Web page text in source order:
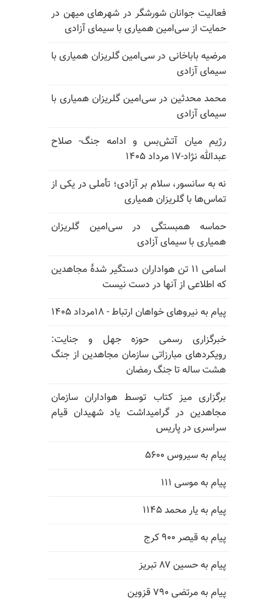
فعالیت جوانان شورشگر در شهرهای میهن در
حمایت از سی‌امین همیاری با سیمای آزادی
مرضیه باباخانی در سی‌امین گلریزان همیاری با
سیمای آزادی
محمد محدثین در سی‌امین گلریزان همیاری با
سیمای آزادی
رژیم میان آتش‌بس و ادامه جنگ- صلاح
عبدالله نژاد-۱۷ مرداد ۱۴۰۵
نه به سانسور، سلام بر آزادی؛ تأملی در یکی از
تماس‌ها با گلریزان همیاری
حماسه همبستگی در سی‌امین گلریزان
همیاری با سیمای آزادی
اسامی ۱۱ تن هواداران دستگیر شدهٔ مجاهدین
که اطلاعی از آنها در دست نیست
پیام به نیروهای خواهان ارتباط - ۱۸مرداد ۱۴۰۵
خبرگزاری رسمی حوزه جهل و جنایت:
رویکردهای مبارزاتی سازمان مجاهدین از جنگ
هشت ساله تا جنگ رمضان
برگزاری میز کتاب توسط هواداران سازمان
مجاهدین در گرامیداشت یاد شهیدان قیام
سراسری در پاریس
پیام به سیروس ۵۶۰۰
پیام به موسی ۱۱۱
پیام به یار محمد ۱۱۴۵
پیام به قیصر ۹۰۰ کرج
پیام به حسین ۸۷ تبریز
پیام به مرتضی ۷۹۰ قزوین